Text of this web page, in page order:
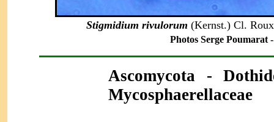
Stigmidium rivulorum (Kernst.) Cl.
Photos Serge Poumarat
Ascomycota -
Mycosphaerellaceae